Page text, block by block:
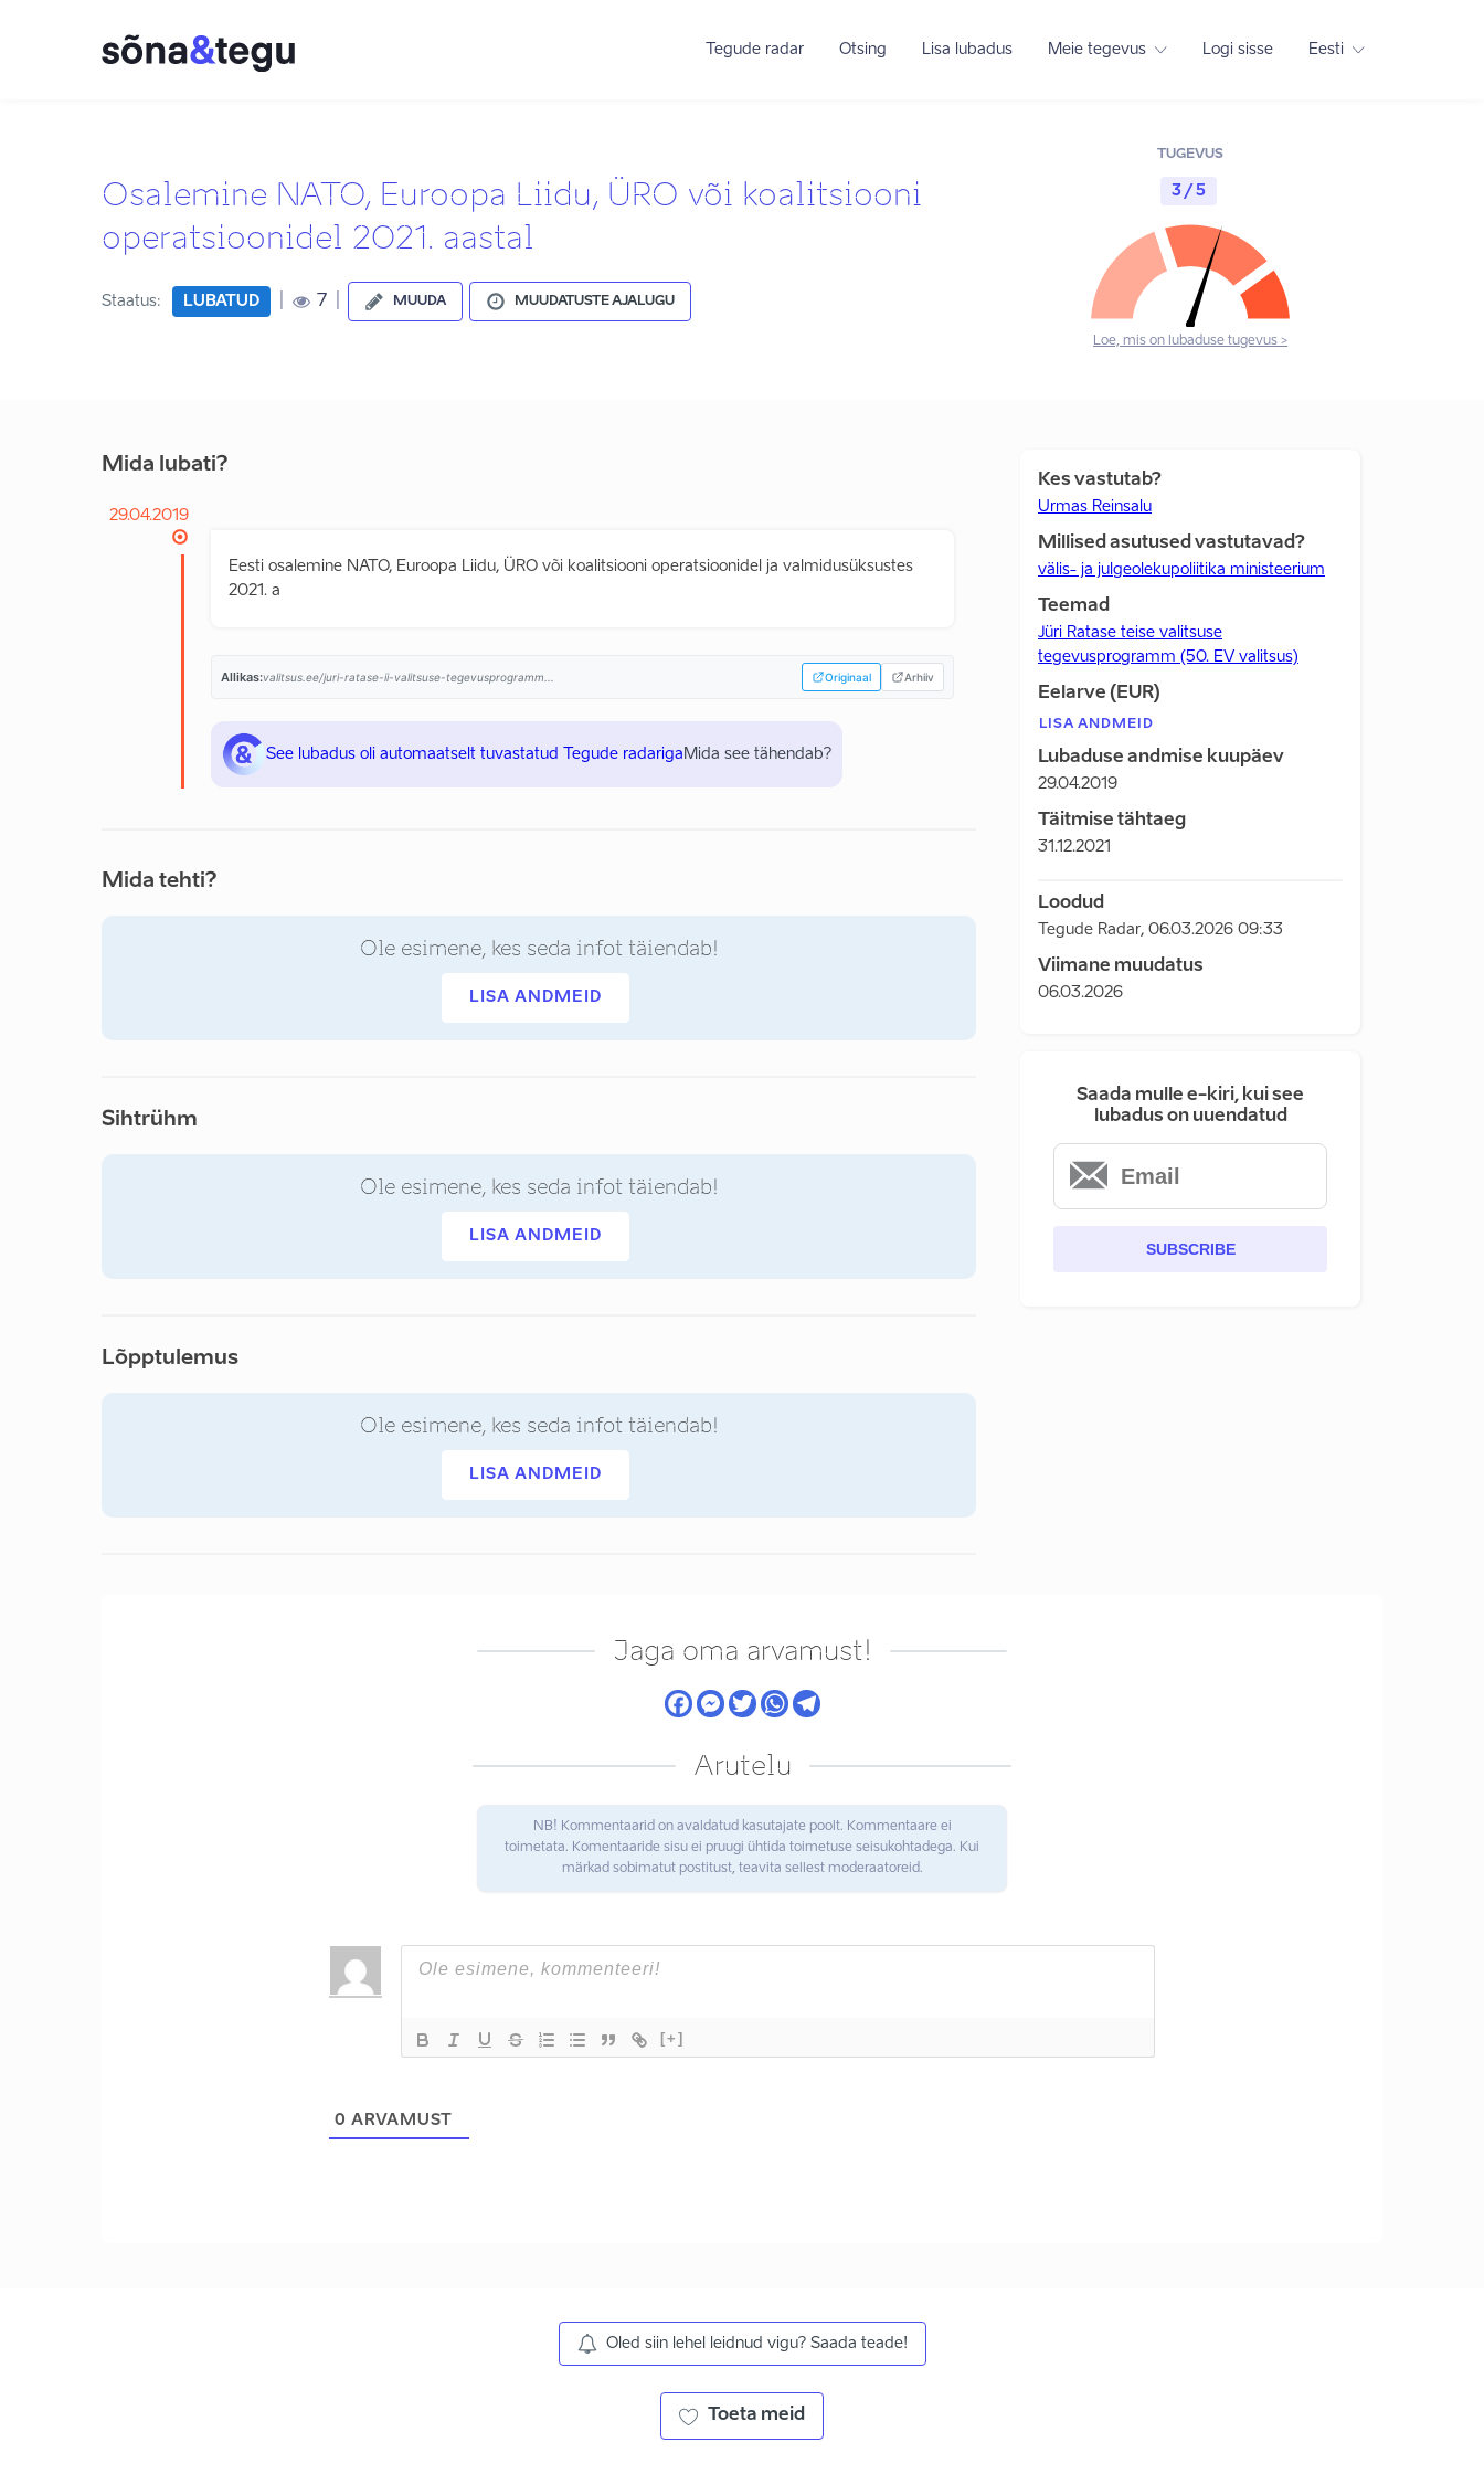
Tegude radar Otsing Lisa lubadus Meie tegevus Logi sisse Eesti
Osalemine NATO, Euroopa Liidu, ÜRO või koalitsiooni
operatsioonidel 2021. aastal
Staatus: LUBATUD 7 MUUDA MUUDATUSTE AJALUGU
TUGEVUS
3 / 5
Loe, mis on lubaduse tugevus >
Mida lubati?
29.04.2019
Eesti osalemine NATO, Euroopa Liidu, ÜRO või koalitsiooni operatsioonidel ja valmidusüksustes
2021. a
Allikas:valitsus.ee/juri-ratase-ii-valitsuse-tegevusprogramm... Originaal Arhiiv
See lubadus oli automaatselt tuvastatud Tegude radariga Mida see tähendab?
Mida tehti?
Ole esimene, kes seda infot täiendab!
LISA ANDMEID
Sihtrühm
Ole esimene, kes seda infot täiendab!
LISA ANDMEID
Lõpptulemus
Ole esimene, kes seda infot täiendab!
LISA ANDMEID
Kes vastutab?
Urmas Reinsalu
Millised asutused vastutavad?
välis- ja julgeolekupoliitika ministeerium
Teemad
Jüri Ratase teise valitsuse
tegevusprogramm (50. EV valitsus)
Eelarve (EUR)
LISA ANDMEID
Lubaduse andmise kuupäev
29.04.2019
Täitmise tähtaeg
31.12.2021
Loodud
Tegude Radar, 06.03.2026 09:33
Viimane muudatus
06.03.2026
Saada mulle e-kiri, kui see
lubadus on uuendatud
SUBSCRIBE
Jaga oma arvamust!
Arutelu
NB! Kommentaarid on avaldatud kasutajate poolt. Kommentaare ei
toimetata. Komentaaride sisu ei pruugi ühtida toimetuse seisukohtadega. Kui
märkad sobimatut postitust, teavita sellest moderaatoreid.
[+]
0 ARVAMUST
Oled siin lehel leidnud vigu? Saada teade!
Toeta meid